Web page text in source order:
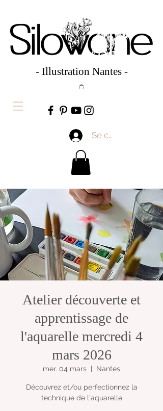
- Illustration Nantes -
Se connecter
Atelier découverte et
apprentissage de
l'aquarelle mercredi 4
mars 2026
mer. 04 mars
  |
Nantes
Découvrez et/ou perfectionnez la
technique de l'aquarelle